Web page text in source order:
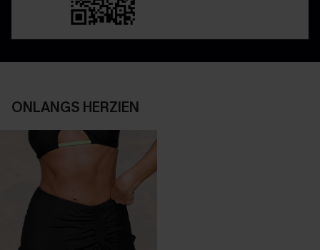
ONLANGS HERZIEN